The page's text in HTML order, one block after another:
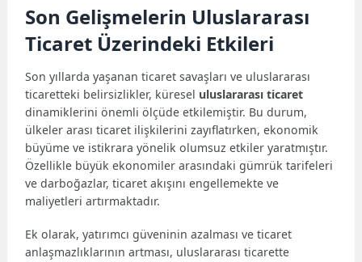
Son Gelişmelerin Uluslararası
Ticaret Üzerindeki Etkileri
Son yıllarda yaşanan ticaret savaşları ve uluslararası
ticaretteki belirsizlikler, küresel uluslararası ticaret
dinamiklerini önemli ölçüde etkilemiştir. Bu durum,
ülkeler arası ticaret ilişkilerini zayıflatırken, ekonomik
büyüme ve istikrara yönelik olumsuz etkiler yaratmıştır.
Özellikle büyük ekonomiler arasındaki gümrük tarifeleri
ve darboğazlar, ticaret akışını engellemekte ve
maliyetleri artırmaktadır.
Ek olarak, yatırımcı güveninin azalması ve ticaret
anlaşmazlıklarının artması, uluslararası ticarette